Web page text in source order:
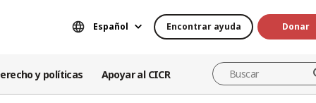
Español Encontrar ayuda Donar
y políticas Apoyar al CICR